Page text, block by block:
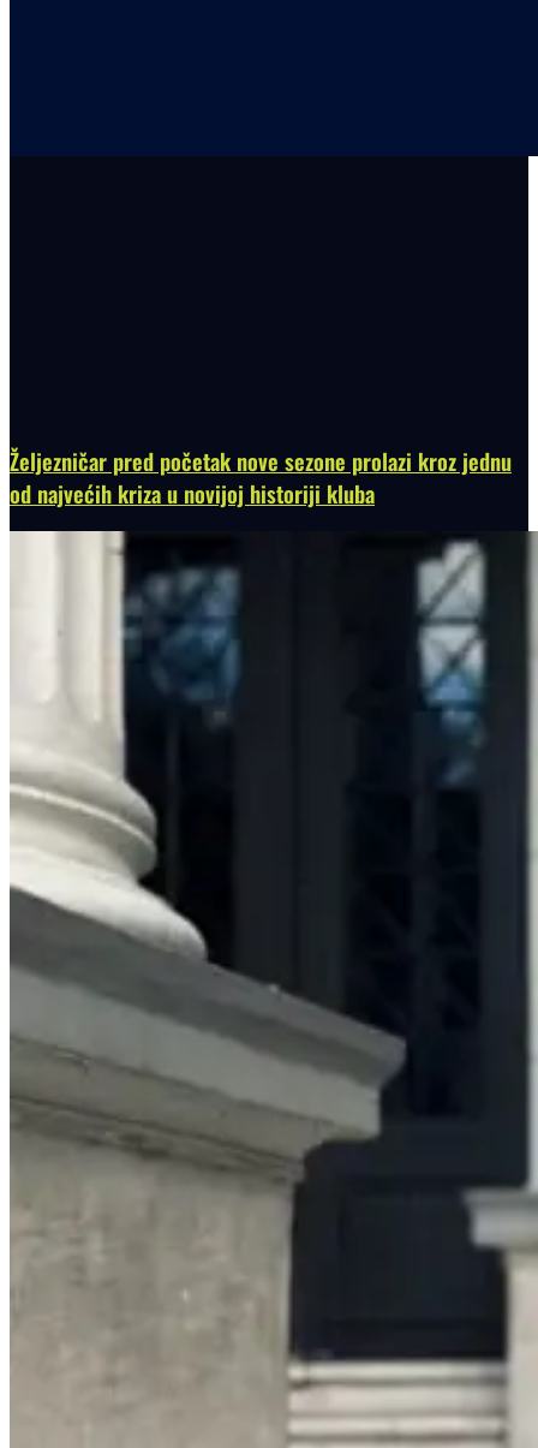
Željezničar pred početak nove sezone prolazi kroz jednu
od najvećih kriza u novijoj historiji kluba